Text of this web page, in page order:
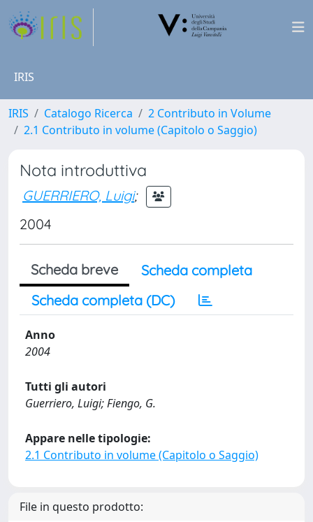
IRIS
IRIS Catalogo Ricerca
2 Contributo in Volume
2.1 Contributo in volume (Capitolo o Saggio)
Nota introduttiva
GUERRIERO, Luigi;
2004
Scheda breve
Scheda completa
Scheda completa (DC)
Anno
2004
Tutti gli autori
Guerriero, Luigi; Fiengo, G.
Appare nelle tipologie:
2.1 Contributo in volume (Capitolo o Saggio)
File in questo prodotto: